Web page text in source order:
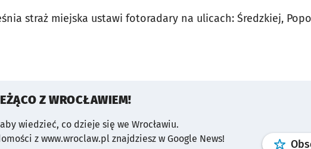
straż miejska ustawi fotoradary na ulicach: Średzkiej,
Z WROCŁAWIEM!
wiedzieć, co dzieje się we Wrocławiu.
z www.wroclaw.pl znajdziesz w Google News!